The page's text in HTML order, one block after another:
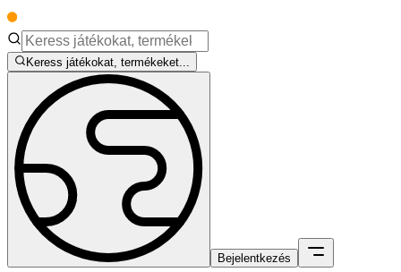
Keress játékokat, termékeket...
Bejelentkezés